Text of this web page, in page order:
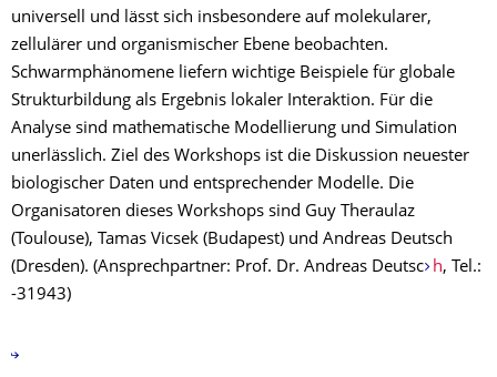
universell und lässt sich insbesondere auf molekularer,
zellulärer und organismischer Ebene beobachten.
Schwarmphänomene liefern wichtige Beispiele für globale
Strukturbildung als Ergebnis lokaler Interaktion. Für die
Analyse sind mathematische Modellierung und Simulation
unerlässlich. Ziel des Workshops ist die Diskussion neuester
biologischer Daten und entsprechender Modelle. Die
Organisatoren dieses Workshops sind Guy Theraulaz
(Toulouse), Tamas Vicsek (Budapest) und Andreas Deutsch
(Dresden). (Ansprechpartner: Prof. Dr. Andreas Deutsc h, Tel.:
-31943)